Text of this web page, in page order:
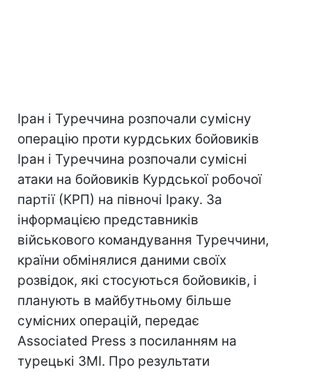
Іран і Туреччина розпочали сумісну
операцію проти курдських бойовиків
Іран і Туреччина розпочали сумісні
атаки на бойовиків Курдської робочої
партії (КРП) на півночі Іраку. За
інформацією представників
військового командування Туреччини,
країни обмінялися даними своїх
розвідок, які стосуються бойовиків, і
планують в майбутньому більше
сумісних операцій, передає
Associated Press з посиланням на
турецькі ЗМІ. Про результати